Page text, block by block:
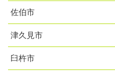
佐伯市
津久見市
臼杵市